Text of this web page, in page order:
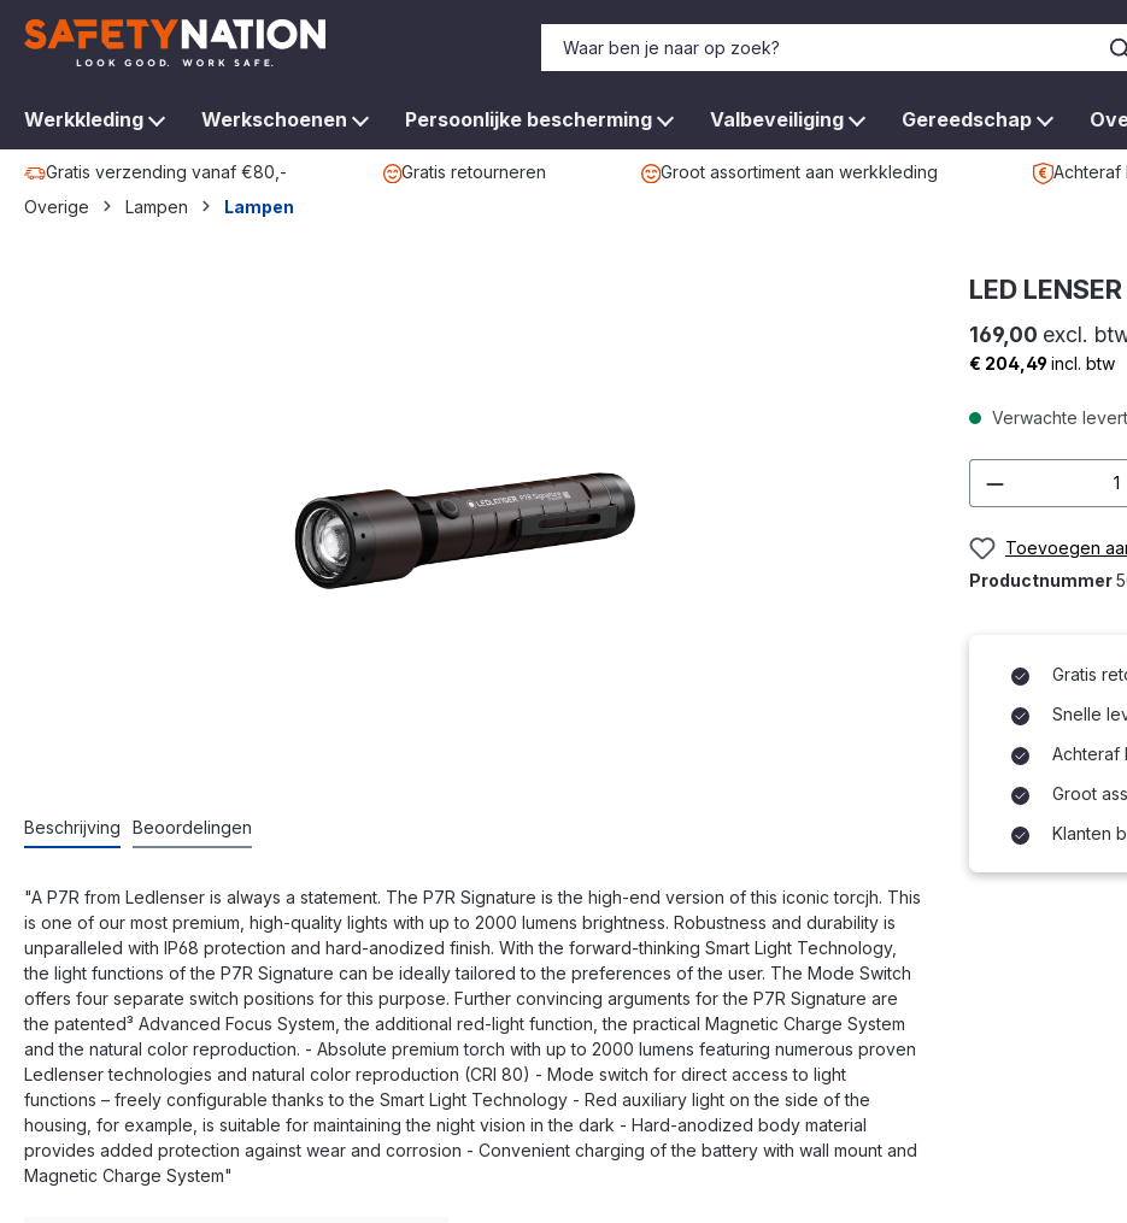
Ga naar de hoofdnavigatie
Werkkleding Werkschoenen Persoonlijke bescherming Valbeveiliging Gereedschap
Gratis verzending vanaf €80,- Gratis retourneren Groot assortiment aan werkkleding Achteraf
Overige
Lampen Lampen
Beschrijving Beoordelingen
"A P7R from Ledlenser is always a statement. The P7R Signature is the high-end version of this iconic torcjh. This
is one of our most premium, high-quality lights with up to 2000 lumens brightness. Robustness and durability is
unparalleled with IP68 protection and hard-anodized finish. With the forward-thinking Smart Light Technology,
the light functions of the P7R Signature can be ideally tailored to the preferences of the user. The Mode Switch
offers four separate switch positions for this purpose. Further convincing arguments for the P7R Signature are
the patented³ Advanced Focus System, the additional red-light function, the practical Magnetic Charge System
and the natural color reproduction. - Absolute premium torch with up to 2000 lumens featuring numerous proven
Ledlenser technologies and natural color reproduction (CRI 80) - Mode switch for direct access to light
functions – freely configurable thanks to the Smart Light Technology - Red auxiliary light on the side of the
housing, for example, is suitable for maintaining the night vision in the dark - Hard-anodized body material
provides added protection against wear and corrosion - Convenient charging of the battery with wall mount and
Magnetic Charge System"
LED
169,00 excl.
€ 204,49 incl. btw
Verwachte
Toevoegen
Productnummer
Gratis
Snelle
Achteraf
Groot
Klanten